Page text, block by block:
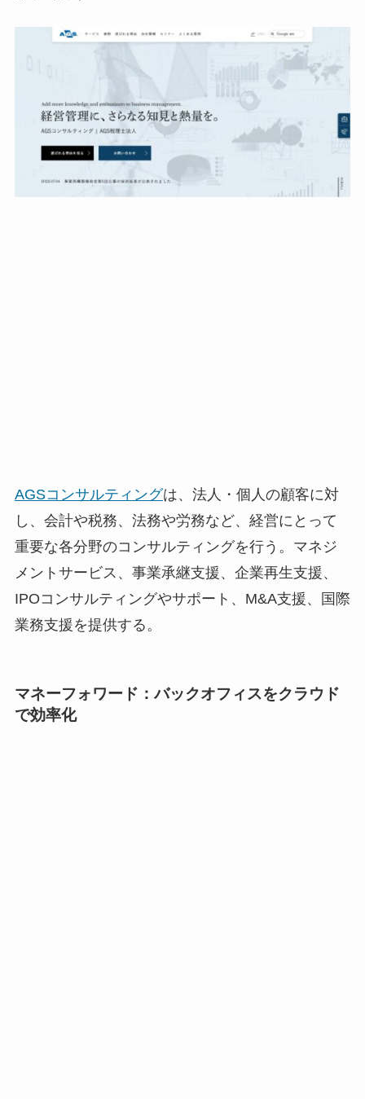
AGSコンサルティングは、法人・個人の顧客に対
し、会計や税務、法務や労務など、経営にとって
重要な各分野のコンサルティングを行う。マネジ
メントサービス、事業承継支援、企業再生支援、
IPOコンサルティングやサポート、M&A支援、国際
業務支援を提供する。
マネーフォワード：バックオフィスをクラウド
で効率化